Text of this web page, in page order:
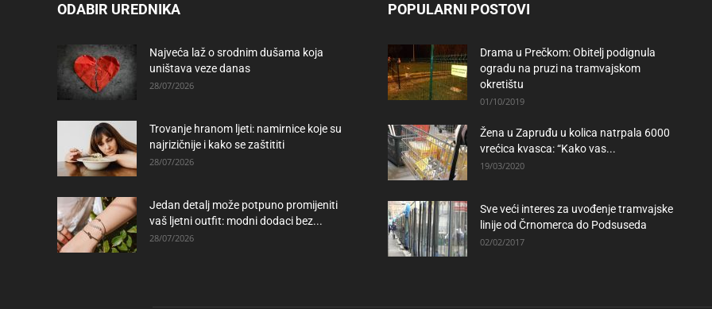
ODABIR UREDNIKA
Najveća laž o srodnim dušama koja
uništava veze danas
28/07/2026
Trovanje hranom ljeti: namirnice koje su
najrizičnije i kako se zaštititi
28/07/2026
Jedan detalj može potpuno promijeniti
vaš ljetni outfit: modni dodaci bez...
28/07/2026
POPULARNI POSTOVI
Drama u Prečkom: Obitelj podignula
ogradu na pruzi na tramvajskom
okretištu
01/10/2019
Žena u Zapruđu u kolica natrpala 6000
vrećica kvasca: “Kako vas...
19/03/2020
Sve veći interes za uvođenje tramvajske
linije od Črnomerca do Podsuseda
02/02/2017